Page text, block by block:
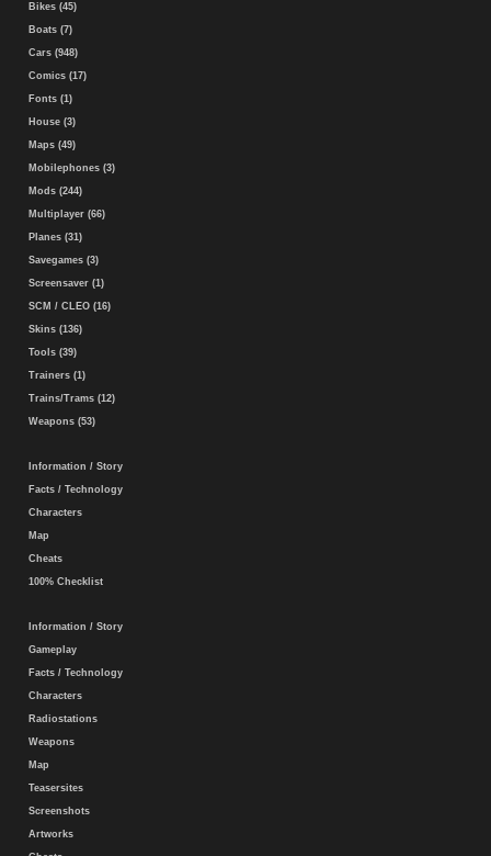
Bikes (45)
Boats (7)
Cars (948)
Comics (17)
Fonts (1)
House (3)
Maps (49)
Mobilephones (3)
Mods (244)
Multiplayer (66)
Planes (31)
Savegames (3)
Screensaver (1)
SCM / CLEO (16)
Skins (136)
Tools (39)
Trainers (1)
Trains/Trams (12)
Weapons (53)
Information / Story
Facts / Technology
Characters
Map
Cheats
100% Checklist
Information / Story
Gameplay
Facts / Technology
Characters
Radiostations
Weapons
Map
Teasersites
Screenshots
Artworks